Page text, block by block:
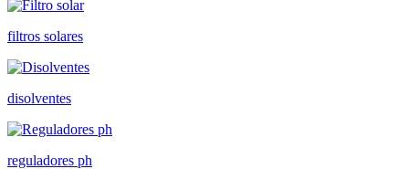
filtros solares
disolventes
reguladores ph